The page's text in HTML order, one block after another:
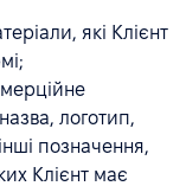
які Клієнт
логотип,
позначення,
Клієнт має